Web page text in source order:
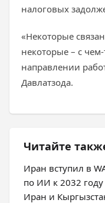
налоговых
«Некоторые
некоторые – с
направлении
Давлатзода.
Читайте
Иран вступил в
по ИИ к 2032 году
Иран и